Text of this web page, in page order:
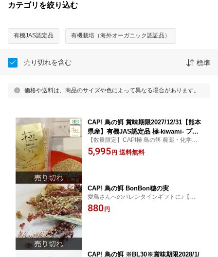
カテゴリを絞り込む
有機JAS認定品 有機栽培（海外オーガニック認証品）
売り切れを含む 標準
価格や送料は、商品のサイズや色によって異なる場合があります。
CAP! 鳥の餌 賞味期限2027/12/31【熊本
県産】有機JAS認定品 極-kiwami- プレ
ミアムミックス 小型鳥 500g ★
【数量限定】CAP!極 鳥の餌 農薬・化学肥
料不使用雑穀
5,995円 送料無料
CAP! 鳥の餌 BonBon穂の実
愛鳥さんへのバレンタインギフトに♪【穂の
実詰め合わせ】
880円
CAP! 鳥の餌 ※BL30※賞味期限2028/1/